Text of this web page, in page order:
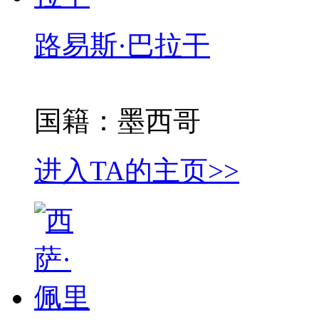
路易斯·巴拉干
国籍：墨西哥
进入TA的主页>>